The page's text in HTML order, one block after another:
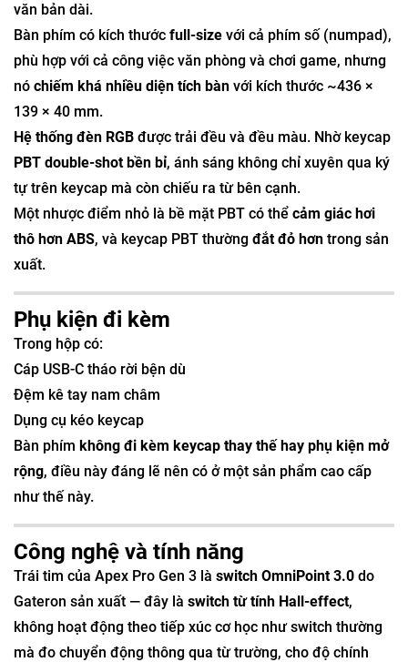
văn bản dài.
Bàn phím có kích thước full-size với cả phím số (numpad),
phù hợp với cả công việc văn phòng và chơi game, nhưng
nó chiếm khá nhiều diện tích bàn với kích thước ~436 ×
139 × 40 mm.
Hệ thống đèn RGB được trải đều và đều màu. Nhờ keycap
PBT double-shot bền bỉ, ánh sáng không chỉ xuyên qua ký
tự trên keycap mà còn chiếu ra từ bên cạnh.
Một nhược điểm nhỏ là bề mặt PBT có thể cảm giác hơi
thô hơn ABS, và keycap PBT thường đắt đỏ hơn trong sản
xuất.
Phụ kiện đi kèm
Trong hộp có:
Cáp USB-C tháo rời bện dù
Đệm kê tay nam châm
Dụng cụ kéo keycap
Bàn phím không đi kèm keycap thay thế hay phụ kiện mở
rộng, điều này đáng lẽ nên có ở một sản phẩm cao cấp
như thế này.
Công nghệ và tính năng
Trái tim của Apex Pro Gen 3 là switch OmniPoint 3.0 do
Gateron sản xuất — đây là switch từ tính Hall-effect,
không hoạt động theo tiếp xúc cơ học như switch thường
mà đo chuyển động thông qua từ trường, cho độ chính